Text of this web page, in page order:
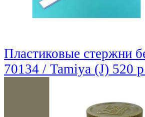
Пластиковые стержни
70134 / Tamiya (J) 520